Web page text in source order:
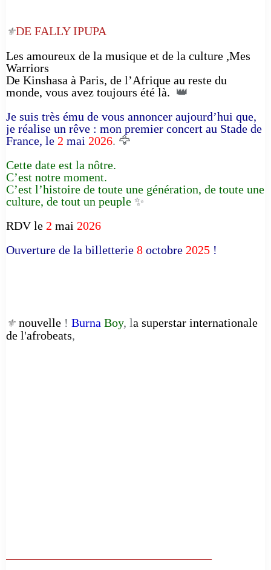
⚜️DE FALLY IPUPA
Les amoureux de la musique et de la culture ,Mes
Warriors
De Kinshasa à Paris, de l’Afrique au reste du
monde, vous avez toujours été là. 👑
Je suis très ému de vous annoncer aujourd’hui que,
je réalise un rêve : mon premier concert au Stade de
France, le 2 mai 2026. 🦅
Cette date est la nôtre.
C’est notre moment.
C’est l’histoire de toute une génération, de toute une
culture, de tout un peuple ✨
RDV le 2 mai 2026
Ouverture de la billetterie 8 octobre 2025 !
⚜️ nouvelle ! Burna Boy, la superstar internationale
de l'afrobeats,